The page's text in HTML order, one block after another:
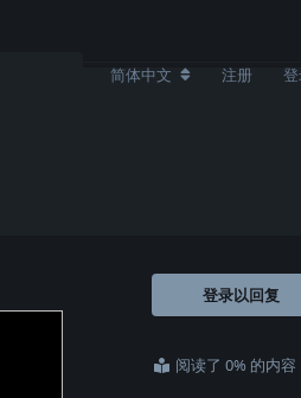
简体中文 注册
登录以回复
阅读了 0% 的内容